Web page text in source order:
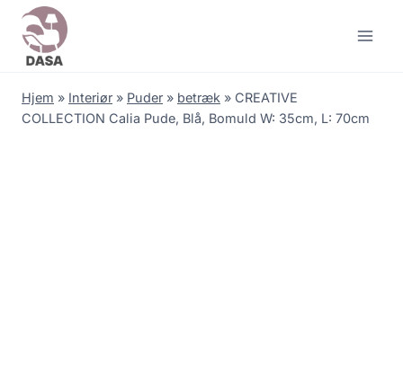
Skip
content
Hjem » Interiør » Puder » betræk » CREATIVE
COLLECTION Calia Pude, Blå, Bomuld W: 35cm, L: 70cm